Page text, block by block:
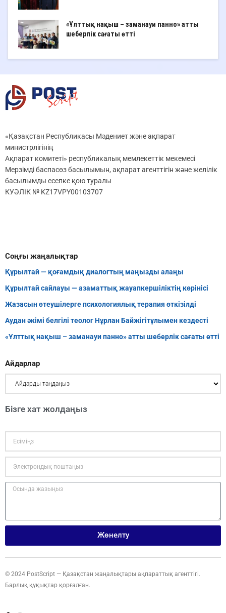
«Ұлттық нақыш – заманауи панно» атты
шеберлік сағаты өтті
«Қазақстан Республикасы Мәдениет және ақпарат
министрлігінің
Ақпарат комитеті» республикалық мемлекеттік мекемесі
Мерзімді баспасөз басылымын, ақпарат агенттігін және желілік
басылымды есепке қою туралы
КУӘЛІК № KZ17VPY00103707
Соңғы жаңалықтар
Құрылтай — қоғамдық диалогтың маңызды алаңы
Құрылтай сайлауы — азаматтық жауапкершіліктің көрінісі
Жазасын өтеушілерге психологиялық терапия өткізілді
Аудан әкімі белгілі теолог Нұрлан Байжігітұлымен кездесті
«Ұлттық нақыш – заманауи панно» атты шеберлік сағаты өтті
Айдарлар
Бізге хат жолдаңыз
Жөнелту
© 2024 PostScript — Қазақстан жаңалықтары ақпараттық агенттігі.
Барлық құқықтар қорғалған.